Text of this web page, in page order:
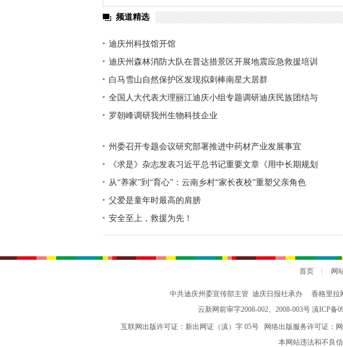
频道精选
迪庆州科技馆开馆
迪庆州森林消防大队在普达措景区开展地震应急救援培训
及实战救援演练
白马雪山自然保护区发现拟刺棒南星大居群
全国人大代表大理丽江迪庆小组专题调研迪庆民族团结与
文旅工作
罗朝峰调研我州生物科技企业
州委召开专题会议研究部署推进中药材产业发展事宜
《求是》杂志发表习近平总书记重要文章《用中长期规划
指导经济社会发展是我们党治国理政的一种重要方式》
从“养家”到“育心”：云南乡村“家长夜校”重塑父亲角色
父爱是童年时最高的肩膀
安全至上，救援为先！